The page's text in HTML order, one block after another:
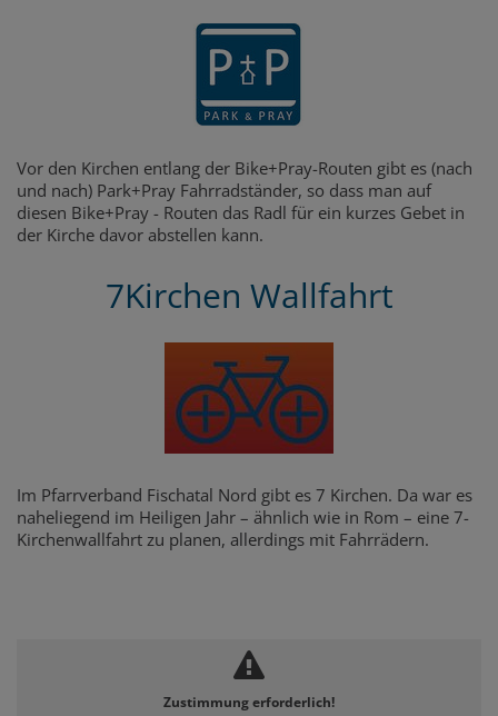
Vor den Kirchen entlang der Bike+Pray-Routen gibt es (nach
und nach) Park+Pray Fahrradständer, so dass man auf
diesen Bike+Pray - Routen das Radl für ein kurzes Gebet in
der Kirche davor abstellen kann.
7Kirchen Wallfahrt
Im Pfarrverband Fischatal Nord gibt es 7 Kirchen. Da war es
naheliegend im Heiligen Jahr – ähnlich wie in Rom – eine 7-
Kirchenwallfahrt zu planen, allerdings mit Fahrrädern.
Zustimmung erforderlich!